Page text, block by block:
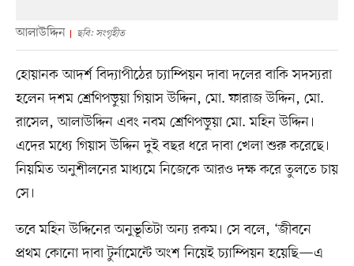
আলাউদ্দিন ছবি: সংগৃহীত
হোয়ানক আদর্শ বিদ্যাপীঠের চ্যাম্পিয়ন দাবা দলের বাকি সদস্যরা
হলেন দশম শ্রেণিপড়ুয়া গিয়াস উদ্দিন, মো. ফারাজ উদ্দিন, মো.
রাসেল, আলাউদ্দিন এবং নবম শ্রেণিপড়ুয়া মো. মহিন উদ্দিন।
এদের মধ্যে গিয়াস উদ্দিন দুই বছর ধরে দাবা খেলা শুরু করেছে।
নিয়মিত অনুশীলনের মাধ্যমে নিজেকে আরও দক্ষ করে তুলতে চায়
সে।
তবে মহিন উদ্দিনের অনুভূতিটা অন্য রকম। সে বলে, ‘জীবনে
প্রথম কোনো দাবা টুর্নামেন্টে অংশ নিয়েই চ্যাম্পিয়ন হয়েছি—এ